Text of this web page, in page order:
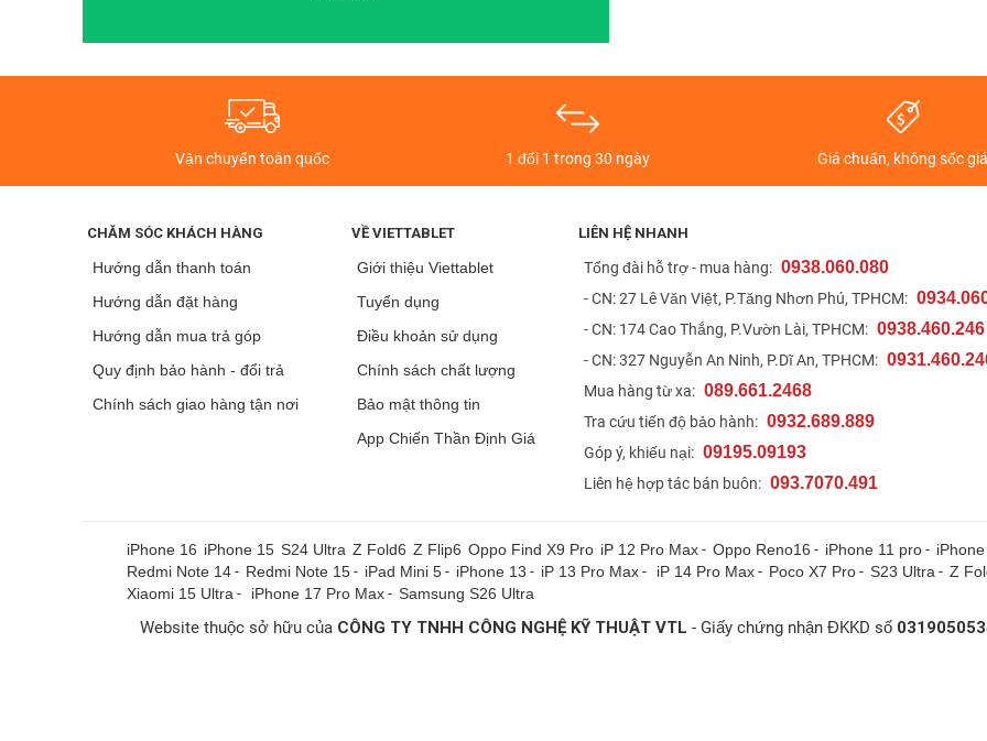
Vận chuyển toàn quốc 1 đổi 1 trong 30 ngày Giá chuẩn, không sốc
CHĂM SÓC KHÁCH HÀNG
Hướng dẫn thanh toán
Hướng dẫn đặt hàng
Hướng dẫn mua trả góp
Quy định bảo hành - đổi trả
Chính sách giao hàng tận nơi
VỀ VIETTABLET
Giới thiệu Viettablet
Tuyển dụng
Điều khoản sử dụng
Chính sách chất lượng
Bảo mật thông tin
App Chiến Thần Định Giá
LIÊN HỆ NHANH
Tổng đài hỗ trợ - mua hàng: 0938.060.080
- CN: 27 Lê Văn Việt, P.Tăng Nhơn Phú, TPHCM:
- CN: 174 Cao Thắng, P.Vườn Lài, TPHCM: 0938.460.246
- CN: 327 Nguyễn An Ninh, P.Dĩ An, TPHCM:
Mua hàng từ xa: 089.661.2468
Tra cứu tiến độ bảo hành: 0932.689.889
Góp ý, khiếu nại: 09195.09193
Liên hệ hợp tác bán buôn: 093.7070.491
iPhone 16 iPhone 15 S24 Ultra Z Fold6 Z Flip6 Oppo Find X9 Pro iP 12 Pro Max- Oppo Reno16 - iPhone 11 pro-
Redmi Note 14- Redmi Note 15- iPad Mini 5- iPhone 13 - iP 13 Pro Max- iP 14 Pro Max- Poco X7 Pro- S23 Ultra - Z
Xiaomi 15 Ultra - iPhone 17 Pro Max- Samsung S26 Ultra
Website thuộc sở hữu của CÔNG TY TNHH CÔNG NGHỆ KỸ THUẬT VTL - Giấy chứng nhận ĐKKD số